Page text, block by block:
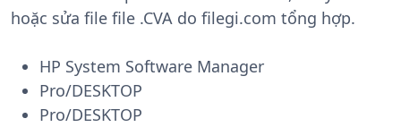
hoặc sửa file file .CVA do filegi.com tổng hợp.
HP System Software Manager
Pro/DESKTOP
Pro/DESKTOP